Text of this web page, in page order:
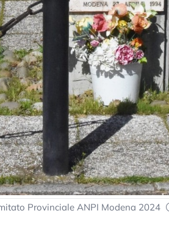
Provinciale ANPI Modena 2024